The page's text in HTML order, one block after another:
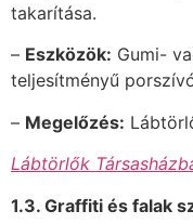
takarítása.
– Eszközök: Gumi-
teljesítményű
– Megelőzés:
Lábtörlők
1.3. Graffiti és falak